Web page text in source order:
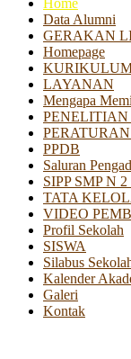
Home
Data Alumni
GERAKAN
Homepage
LAYANAN
Mengapa
PENELITIAN
PPDB
Saluran
SIPP SMP N
TATA
VIDEO
Profil Sekolah
SISWA
Silabus
Kalender
Galeri
Kontak